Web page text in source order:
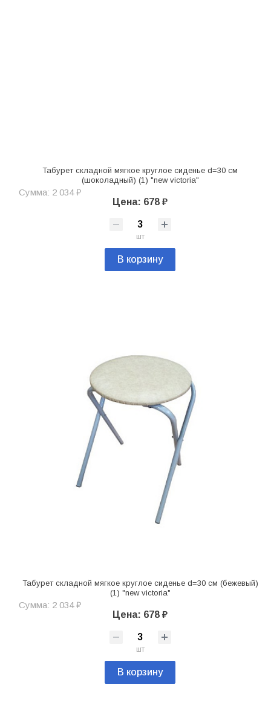
Табурет складной мягкое круглое сиденье d=30 см
(шоколадный) (1) "new victoria"
Сумма: 2 034 ₽
Цена: 678 ₽
шт
В корзину
Табурет складной мягкое круглое сиденье d=30 см (бежевый)
(1) "new victoria"
Сумма: 2 034 ₽
Цена: 678 ₽
шт
В корзину